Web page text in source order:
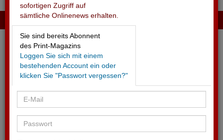
sofortigen Zugriff auf
sämtliche Onlinenews erhalten.
Sie sind bereits Abonnent
des Print-Magazins
Loggen Sie sich mit einem
bestehenden Account ein oder
klicken Sie "Passwort vergessen?"
19.04.2026 - ZFF
Neuer Eigentümer hat ambitionierte Pläne